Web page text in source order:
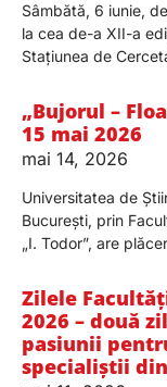
Sâmbătă, 6 iunie,
la cea de-a XII-a
Stațiunea de
„Bujorul –
15 mai 2026
mai 14, 2026
Universitatea de
București, prin
„I. Todor”, are
Zilele
2026 – două
pasiunii
specialiștii